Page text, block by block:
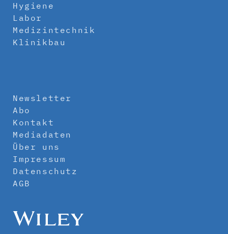
Hygiene
Labor
Medizintechnik
Klinikbau
Newsletter
Abo
Kontakt
Mediadaten
Über uns
Impressum
Datenschutz
AGB